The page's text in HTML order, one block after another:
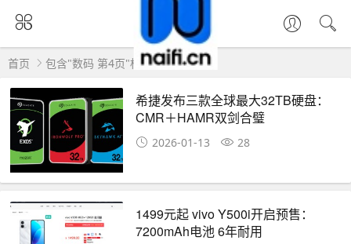
首页 包含"数码 第4页"标签的文章
希捷发布三款全球最大32TB硬盘：
CMR＋HAMR双剑合璧
2026-01-13 28
1499元起 vivo Y500i开启预售：
7200mAh电池 6年耐用